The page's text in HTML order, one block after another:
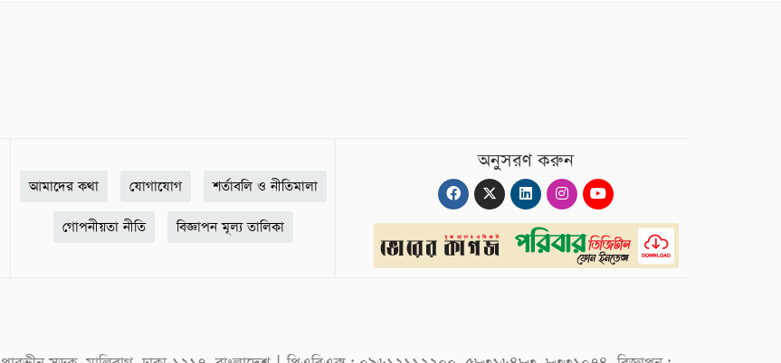
আমাদের কথা যোগাযোগ শর্তাবলি ও নীতিমালা
গোপনীয়তা নীতি বিজ্ঞাপন মূল্য তালিকা
অনুসরণ করুন